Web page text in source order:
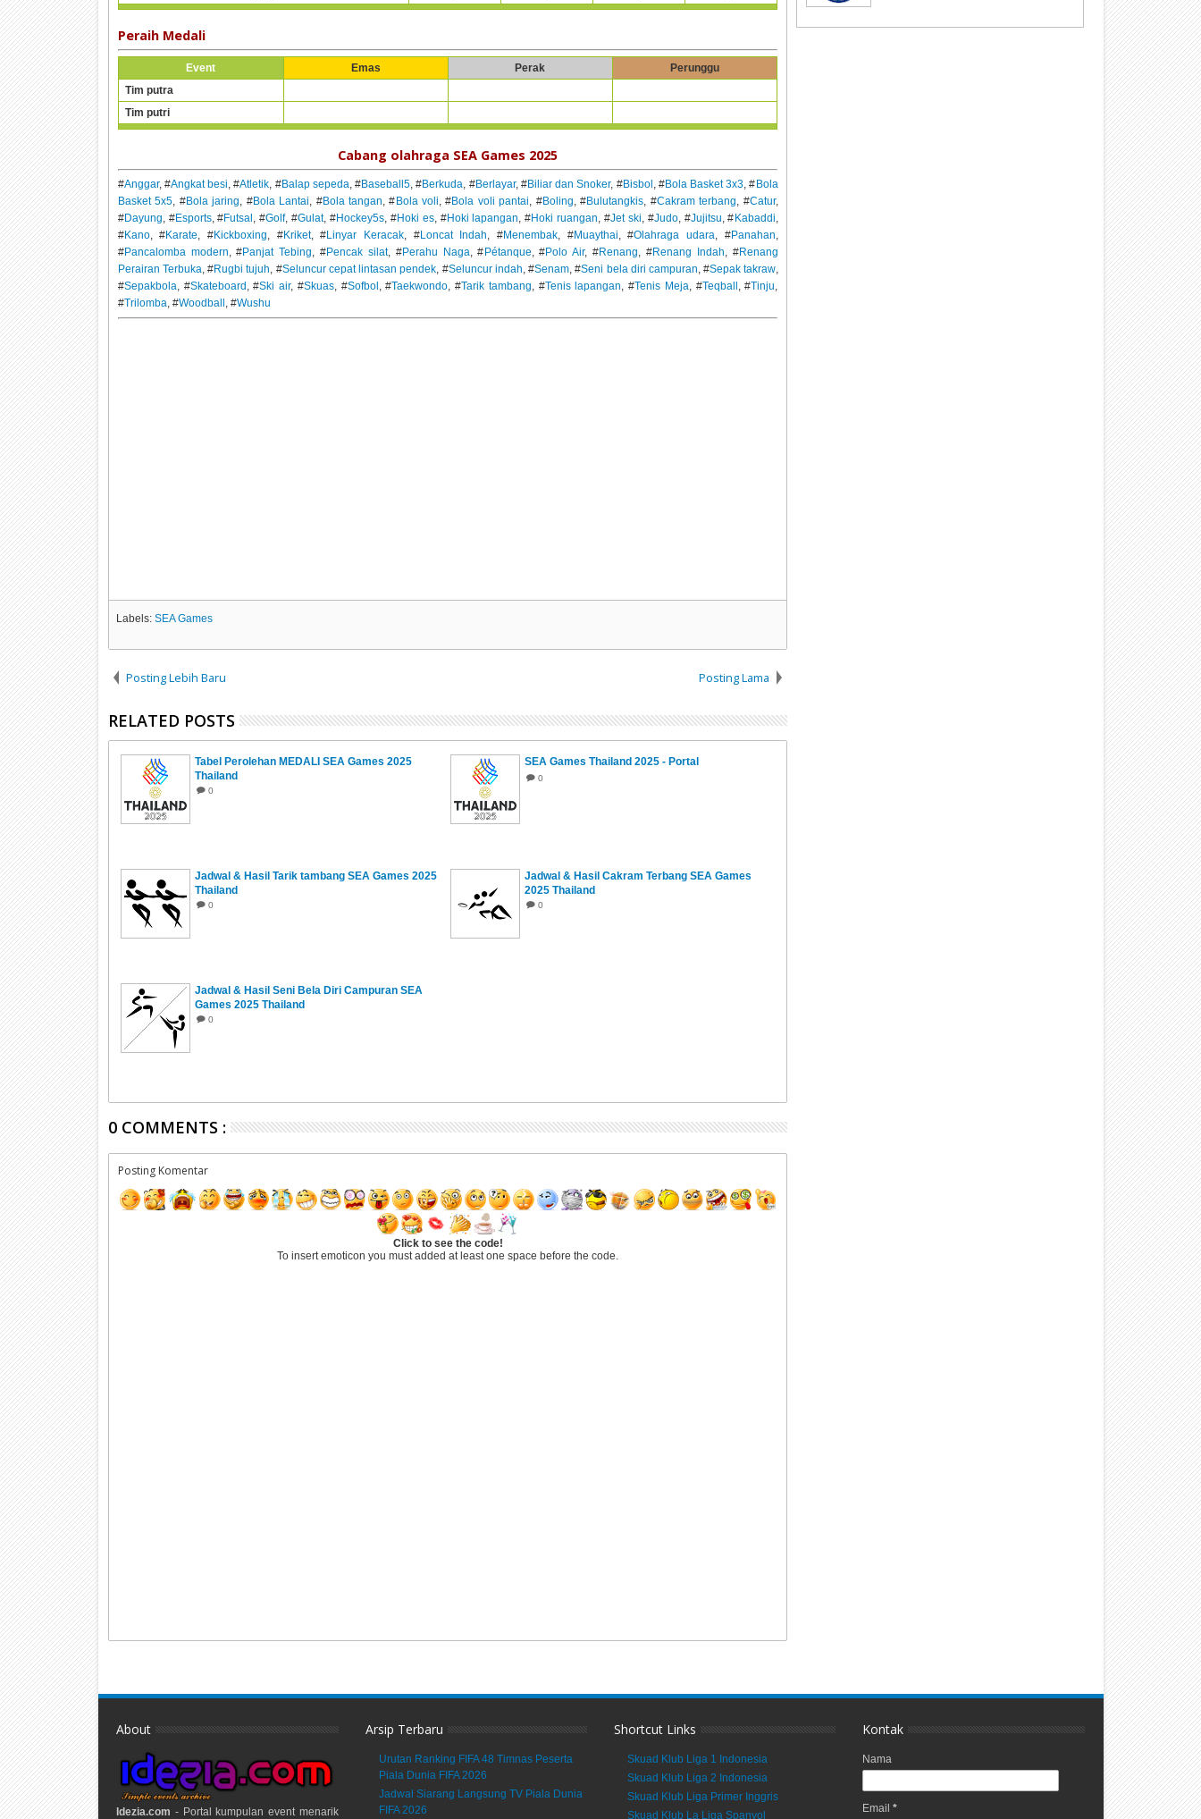
Peraih Medali
Event Emas Perak
Perunggu
Tim putra
Tim putri
Cabang olahraga SEA Games 2025
#Anggar, #Angkat besi , #Atletik , #Balap sepeda , #Baseball5 , #Berkuda , #Berlayar, #Biliar dan Snoker, #Bisbol , #Bola Basket 3x3 , #Bola
Basket 5x5 , #Bola jaring , #Bola Lantai , #Bola tangan , #Bola voli , #Bola voli pantai , #Boling , #Bulutangkis , #Cakram terbang , #Catur,
#Dayung , #Esports, #Futsal , #Golf, #Gulat, #Hockey5s , #Hoki es, #Hoki lapangan , #Hoki ruangan , #Jet ski , #Judo, #Jujitsu , #Kabaddi
#Kano, #Karate , #Kickboxing , #Kriket, #Linyar Keracak , #Loncat Indah , #Menembak , #Muaythai , #Olahraga udara , #Panahan
#Pancalomba modern , #Panjat Tebing , #Pencak silat, #Perahu Naga , #Pétanque , #Polo Air, #Renang , #Renang Indah , #Renang
Perairan Terbuka , #Rugbi tujuh , #Seluncur cepat lintasan pendek , #Seluncur indah , #Senam , #Seni bela diri campuran , #Sepak takraw,
#Sepakbola , #Skateboard , #Ski air, #Skuas, #Sofbol , #Taekwondo , #Tarik tambang , #Tenis lapangan , #Tenis Meja , #Teqball , #Tinju
#Trilomba , #Woodball , #Wushu
Labels: SEA Games
Posting Lebih Baru Posting Lama
RELATED POSTS
Tabel Perolehan MEDALI SEA Games 2025
Thailand
0
SEA Games Thailand 2025 - Portal
0
Jadwal & Hasil Tarik tambang SEA Games 2025
Thailand
0
Jadwal & Hasil Cakram Terbang SEA Games
2025 Thailand
0
Jadwal & Hasil Seni Bela Diri Campuran SEA
Games 2025 Thailand
0
0 COMMENTS :
Posting Komentar
Click to see the code!
To insert emoticon you must added at least one space before the code.
About
Idezia.com - Portal kumpulan event menarik
Arsip Terbaru
Urutan Ranking FIFA 48 Timnas Peserta
Piala Dunia FIFA 2026
Jadwal Siarang Langsung TV Piala Dunia
FIFA 2026
Shortcut Links
Skuad Klub Liga 1 Indonesia
Skuad Klub Liga 2 Indonesia
Skuad Klub Liga Primer Inggris
Skuad Klub La Liga Spanyol
Kontak
Nama
Email*